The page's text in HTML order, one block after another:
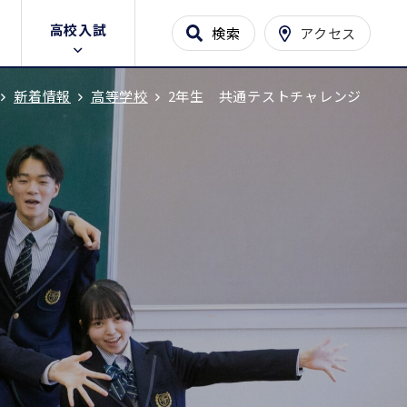
高校入試 検索 アクセス
新着情報 高等学校 2年生 共通テストチャレンジ